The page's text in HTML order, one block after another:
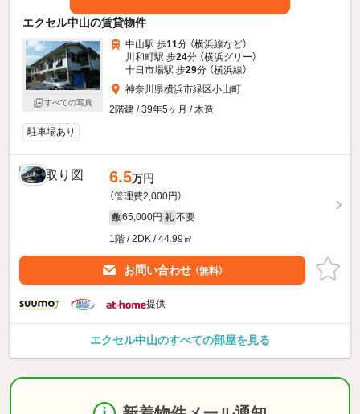
エクセル中山の賃貸物件
すべての写真
中山駅 歩11分 （横浜線など）
川和町駅 歩24分 （横浜グリー）
十日市場駅 歩29分 （横浜線）
神奈川県横浜市緑区小山町
2階建 / 39年5ヶ月 / 木造
駐車場あり
6.5万円
（管理費2,000円）
敷 65,000円 礼 不要
1階 / 2DK / 44.99㎡
お問い合わせ （無料）
提供
エクセル中山のすべての部屋を見る